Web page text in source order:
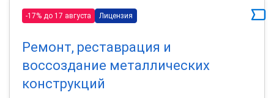
-17% до 17 августа Лицензия
Ремонт, реставрация и
воссоздание металлических
конструкций